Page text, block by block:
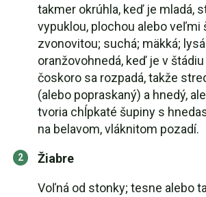
takmer okrúhla, keď je mladá,
vypuklou, plochou alebo veľmi
zvonovitou; suchá; mäkká;
oranžovohnedá, keď je v
čoskoro sa rozpadá, takže
(alebo popraskaný) a hnedý,
tvoria chĺpkaté šupiny s
na belavom, vláknitom pozadí.
Žiabre
Voľná od stonky; tesne alebo